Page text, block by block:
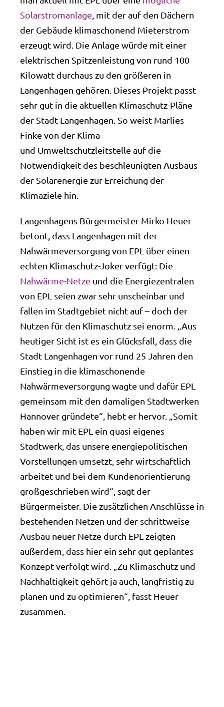
Solarstromanlage , mit der auf den Dächern
der Gebäude klimaschonend Mieterstrom
erzeugt wird. Die Anlage würde mit einer
elektrischen Spitzenleistung von rund 100
Kilowatt durchaus zu den größeren in
Langenhagen gehören. Dieses Projekt passt
sehr gut in die aktuellen Klimaschutz-Pläne
der Stadt Langenhagen. So weist Marlies
Finke von der Klima-
und Umweltschutzleitstelle auf die
Notwendigkeit des beschleunigten Ausbaus
der Solarenergie zur Erreichung der
Klimaziele hin.
Langenhagens Bürgermeister Mirko Heuer
betont, dass Langenhagen mit der
Nahwärmeversorgung von EPL über einen
echten Klimaschutz-Joker verfügt: Die
Nahwärme-Netze und die Energiezentralen
von EPL seien zwar sehr unscheinbar und
fallen im Stadtgebiet nicht auf – doch der
Nutzen für den Klimaschutz sei enorm. „Aus
heutiger Sicht ist es ein Glücksfall, dass die
Stadt Langenhagen vor rund 25 Jahren den
Einstieg in die klimaschonende
Nahwärmeversorgung wagte und dafür EPL
gemeinsam mit den damaligen Stadtwerken
Hannover gründete“, hebt er hervor. „Somit
haben wir mit EPL ein quasi eigenes
Stadtwerk, das unsere energiepolitischen
Vorstellungen umsetzt, sehr wirtschaftlich
arbeitet und bei dem Kundenorientierung
großgeschrieben wird“, sagt der
Bürgermeister. Die zusätzlichen Anschlüsse in
bestehenden Netzen und der schrittweise
Ausbau neuer Netze durch EPL zeigten
außerdem, dass hier ein sehr gut geplantes
Konzept verfolgt wird. „Zu Klimaschutz und
Nachhaltigkeit gehört ja auch, langfristig zu
planen und zu optimieren“, fasst Heuer
zusammen.